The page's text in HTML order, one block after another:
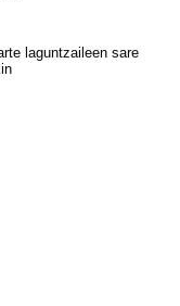
laguntzaileen sare